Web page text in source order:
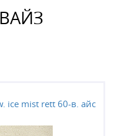
ice mist rett 60-в. айс